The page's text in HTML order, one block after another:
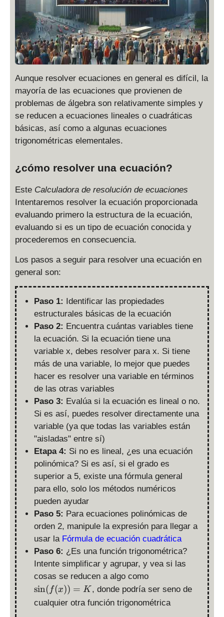
Aunque resolver ecuaciones en general es difícil, la
mayoría de las ecuaciones que provienen de
problemas de álgebra son relativamente simples y
se reducen a ecuaciones lineales o cuadráticas
básicas, así como a algunas ecuaciones
trigonométricas elementales.
¿cómo resolver una ecuación?
Este Calculadora de resolución de ecuaciones
Intentaremos resolver la ecuación proporcionada
evaluando primero la estructura de la ecuación,
evaluando si es un tipo de ecuación conocida y
procederemos en consecuencia.
Los pasos a seguir para resolver una ecuación en
general son:
Paso 1: Identificar las propiedades
estructurales básicas de la ecuación
Paso 2: Encuentra cuántas variables tiene
la ecuación. Si la ecuación tiene una
variable x, debes resolver para x. Si tiene
más de una variable, lo mejor que puedes
hacer es resolver una variable en términos
de las otras variables
Paso 3: Evalúa si la ecuación es lineal o no.
Si es así, puedes resolver directamente una
variable (ya que todas las variables están
"aisladas" entre sí)
Etapa 4: Si no es lineal, ¿es una ecuación
polinómica? Si es así, si el grado es
superior a 5, existe una fórmula general
para ello, solo los métodos numéricos
pueden ayudar
Paso 5: Para ecuaciones polinómicas de
orden 2, manipule la expresión para llegar a
usar la Fórmula de ecuación cuadrática
Paso 6: ¿Es una función trigonométrica?
Intente simplificar y agrupar, y vea si las
cosas se reducen a algo como
si
n
(f
sin( f(x)) = K , donde podría ser seno de
cualquier otra función trigonométrica